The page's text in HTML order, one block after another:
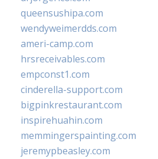
queensushipa.com
wendyweimerdds.com
ameri-camp.com
hrsreceivables.com
empconst1.com
cinderella-support.com
bigpinkrestaurant.com
inspirehuahin.com
memmingerspainting.com
jeremypbeasley.com